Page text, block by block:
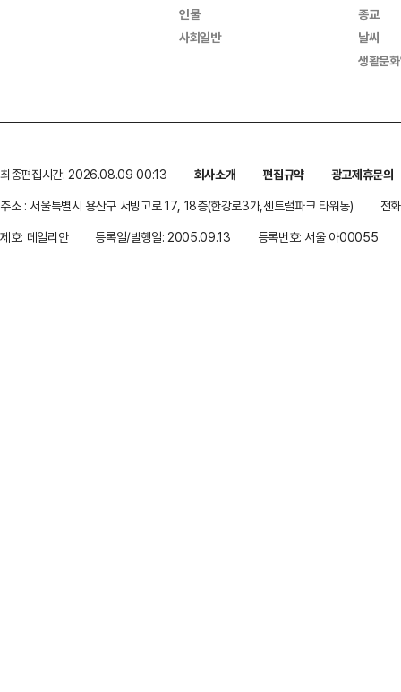
인물
사회일반
종교
날씨
생활문
최종편집시간: 2026.08.09 00:13 회사소개 편집규약
광고제휴문의
주소 : 서울특별시 용산구 서빙고로 17, 18층(한강로3가,센트럴파크 타워동)
전
제호: 데일리안
등록일/발행일: 2005.09.13 등록번호: 서울 아00055